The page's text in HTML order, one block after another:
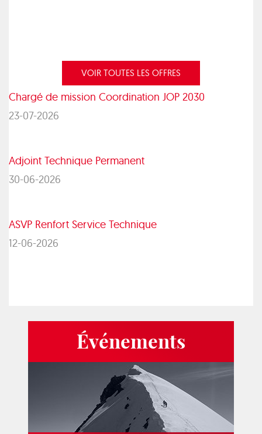
VOIR TOUTES LES OFFRES
Chargé de mission Coordination JOP 2030
23-07-2026
Adjoint Technique Permanent
30-06-2026
ASVP Renfort Service Technique
12-06-2026
Événements